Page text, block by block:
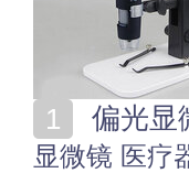
偏光显
显微镜 医疗